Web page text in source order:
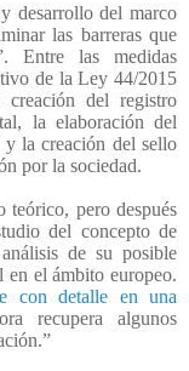
desarrollo del marco
las barreras que
Entre las medidas
de la Ley 44/2015
creación del registro
la elaboración del
y la creación del sello
por la sociedad.
teórico, pero después
del concepto de
de su posible
en el ámbito europeo.
con detalle en una
recupera algunos